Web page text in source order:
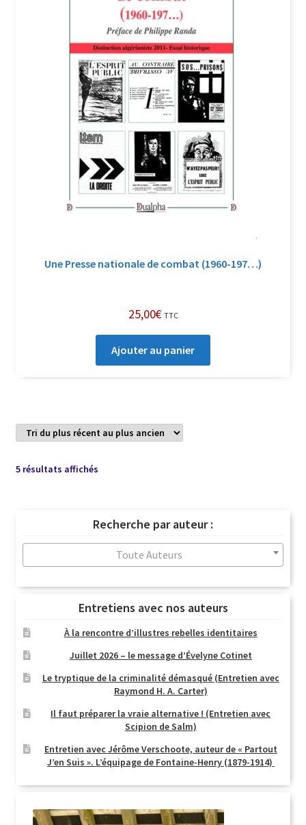
Une Presse nationale de combat (1960-197…)
25,00€ TTC
Ajouter au panier
5 résultats affichésTrié
au
plus
ancien
Recherche par auteur :
Toute Auteurs
Entretiens avec nos auteurs
À la rencontre d’illustres rebelles identitaires
Juillet 2026 – le message d’Évelyne Cotinet
Le tryptique de la criminalité démasqué (Entretien avec
Raymond H. A. Carter)
Il faut préparer la vraie alternative ! (Entretien avec
Scipion de Salm)
Entretien avec Jérôme Verschoote, auteur de « Partout
J’en Suis ». L’équipage de Fontaine-Henry (1879-1914)